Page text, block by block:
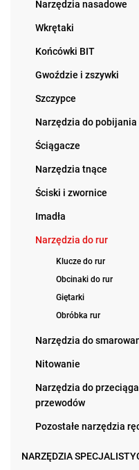
Narzędzia nasadowe
Wkrętaki
Końcówki BIT
Gwoździe i zszywki
Szczypce
Narzędzia do pobijania
Ściągacze
Narzędzia tnące
Ściski i zwornice
Imadła
Narzędzia do rur
Klucze do rur
Obcinaki do rur
Giętarki
Obróbka rur
Narzędzia do
Nitowanie
Narzędzia do
przewodów
Pozostałe narzędzia
NARZĘDZIA